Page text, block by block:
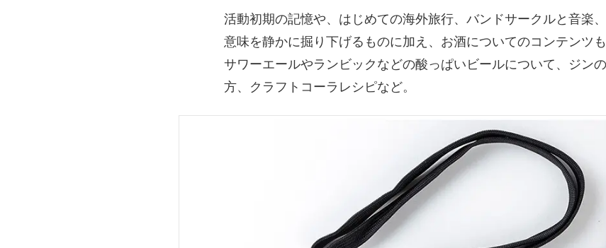
活動初期の記憶や、はじめての海外旅行、バンドサークルと音楽
意味を静かに掘り下げるものに加え、お酒についてのコンテンツ
サワーエールやランビックなどの酸っぱいビールについて、ジン
方、クラフトコーラレシピなど。